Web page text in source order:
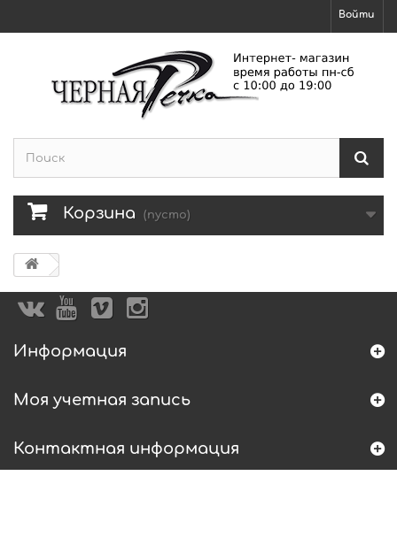
Войти
Корзина (пусто)
Информация
Моя учетная запись
Контактная информация